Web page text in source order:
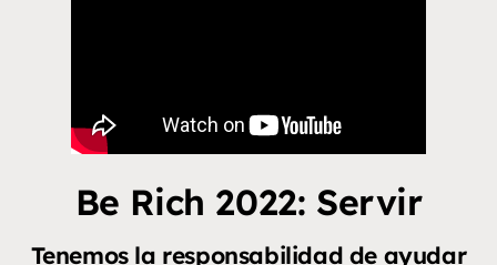
Be Rich 2022: Servir
Tenemos la responsabilidad de ayudar